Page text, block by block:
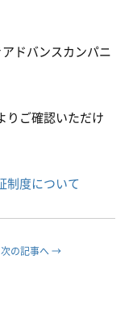
ドバンスカンパニ
りご確認いただけ
制度について
次の記事へ →